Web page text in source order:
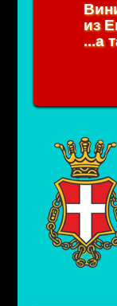
Упаковки
из
...а